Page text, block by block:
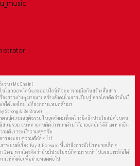
ชน (Mr. Chain)
ในโลกออฟไลน์และออนไลน์ที่จะมาร่วมมือกันสร้างสื่อสาร
งราวต่างๆ มากมายสร้างสังคมในการเรียนรู้ หากใครคิดว่ามันมี
ได้เลยโดยไม่ต้องตอบแทนกลับมา
& Be Brave)
ต่อสู้ความอยุติธรรม ในยุคสังคมที่คดโกงยึดถึงประโยชน์ส่วนตน
วนรวม จนหลายคนคิดว่าพวกด้านได้อายอดมักได้ดี แต่หากยึด
ามดีเราจะมีความสุขครับ
ารส่งมอบความดีต่อ ๆ ไป
พยนต์เรื่อง Pay It Forward ที่เล่าถึงการมีเป้าหมายเล็ก ๆ
3 คน หากใครคิดว่ามันมีประโยชน์ก็สามารถนำไปเผยแพร่ต่อได้
กให้ส่งต่อเพื่อถ่ายทอดต่อไป